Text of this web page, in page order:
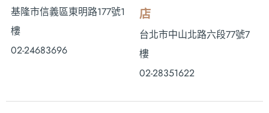
基隆市信義區東明路177號1
樓
02-24683696
店
台北市中山北路六段77號7
樓
02-28351622